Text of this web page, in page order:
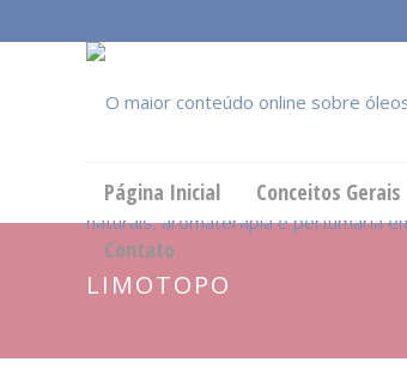
Página Inicial Conceitos Gerais
Contato
LIMOTOPO